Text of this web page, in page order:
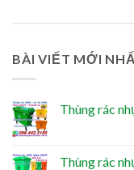
BÀI VIẾT MỚI
Thùng rác
Thùng rác